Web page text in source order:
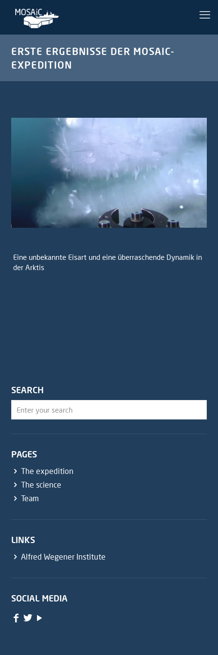
ERSTE ERGEBNISSE DER MOSAIC-
EXPEDITION
Eine unbekannte Eisart und eine überraschende Dynamik in
der Arktis
SEARCH
PAGES
The expedition
The science
Team
LINKS
Alfred Wegener Institute
SOCIAL MEDIA